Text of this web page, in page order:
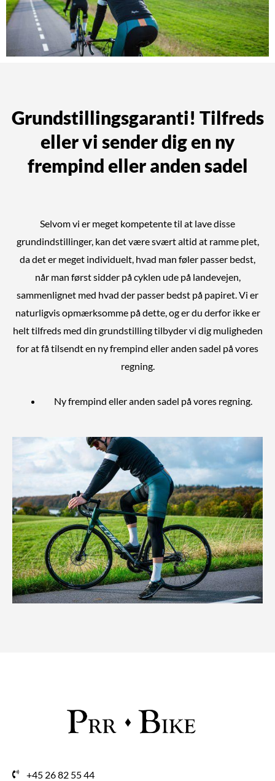
Grundstillingsgaranti! Tilfreds
eller vi sender dig en ny
frempind eller anden sadel
Selvom vi er meget kompetente til at lave disse
grundindstillinger, kan det være svært altid at ramme plet,
da det er meget individuelt, hvad man føler passer bedst,
når man først sidder på cyklen ude på landevejen,
sammenlignet med hvad der passer bedst på papiret. Vi er
naturligvis opmærksomme på dette, og er du derfor ikke er
helt tilfreds med din grundstilling tilbyder vi dig muligheden
for at få tilsendt en ny frempind eller anden sadel på vores
regning.
Ny frempind eller anden sadel på vores regning.
+45 26 82 55 44